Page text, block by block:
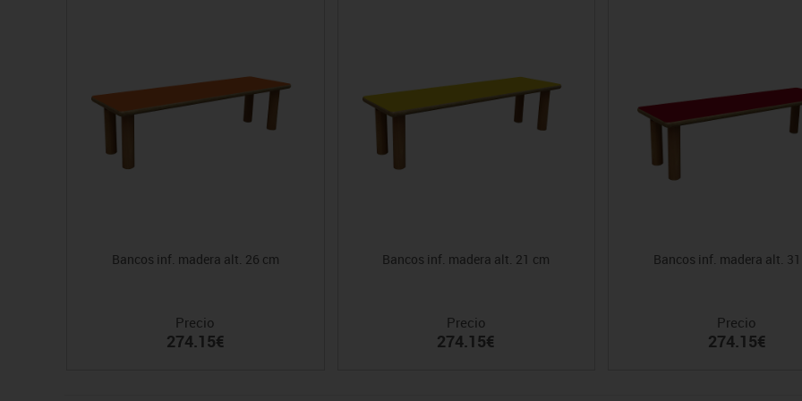
Bancos inf. madera alt. 26 cm
Precio
274.15€
Bancos inf. madera alt. 21 cm
Precio
274.15€
Bancos inf. madera alt.
Precio
274.15€